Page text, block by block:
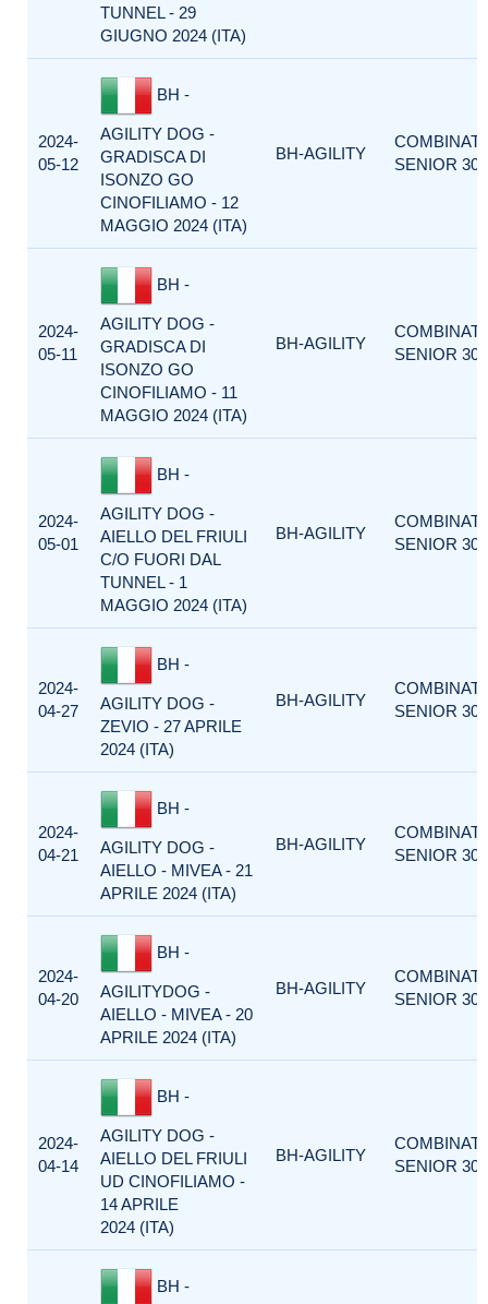
TUNNEL - 29
GIUGNO 2024 (ITA)
2024-
05-12
BH -
AGILITY DOG -
GRADISCA DI
ISONZO GO
CINOFILIAMO - 12
MAGGIO 2024 (ITA)
BH-AGILITY
COMBINATA
SENIOR 300
2024-
05-11
BH -
AGILITY DOG -
GRADISCA DI
ISONZO GO
CINOFILIAMO - 11
MAGGIO 2024 (ITA)
BH-AGILITY
COMBINATA
SENIOR 300
2024-
05-01
BH -
AGILITY DOG -
AIELLO DEL FRIULI
C/O FUORI DAL
TUNNEL - 1
MAGGIO 2024 (ITA)
BH-AGILITY
COMBINATA
SENIOR 300
2024-
04-27
BH -
AGILITY DOG -
ZEVIO - 27 APRILE
2024 (ITA)
BH-AGILITY
COMBINATA
SENIOR 300
2024-
04-21
BH -
AGILITY DOG -
AIELLO - MIVEA - 21
APRILE 2024 (ITA)
BH-AGILITY
COMBINATA
SENIOR 300
2024-
04-20
BH -
AGILITYDOG -
AIELLO - MIVEA - 20
APRILE 2024 (ITA)
BH-AGILITY
COMBINATA
SENIOR 300
2024-
04-14
BH -
AGILITY DOG -
AIELLO DEL FRIULI
UD CINOFILIAMO -
14 APRILE
2024 (ITA)
BH-AGILITY
COMBINATA
SENIOR 300
BH -